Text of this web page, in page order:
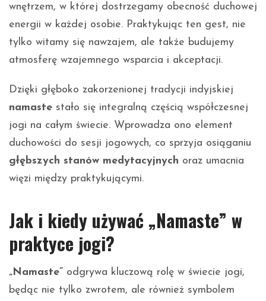
wnętrzem, w której dostrzegamy obecność duchowej
energii w każdej osobie. Praktykując ten gest, nie
tylko witamy się nawzajem, ale także budujemy
atmosferę wzajemnego wsparcia i akceptacji.
Dzięki głęboko zakorzenionej tradycji indyjskiej
namaste stało się integralną częścią współczesnej
jogi na całym świecie. Wprowadza ono element
duchowości do sesji jogowych, co sprzyja osiąganiu
głębszych stanów medytacyjnych oraz umacnia
więzi między praktykującymi.
Jak i kiedy używać „Namaste” w
praktyce jogi?
„Namaste” odgrywa kluczową rolę w świecie jogi,
będąc nie tylko zwrotem, ale również symbolem